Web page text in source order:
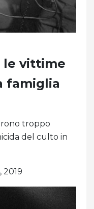
le vittime
famiglia
troppo
del culto in
2019